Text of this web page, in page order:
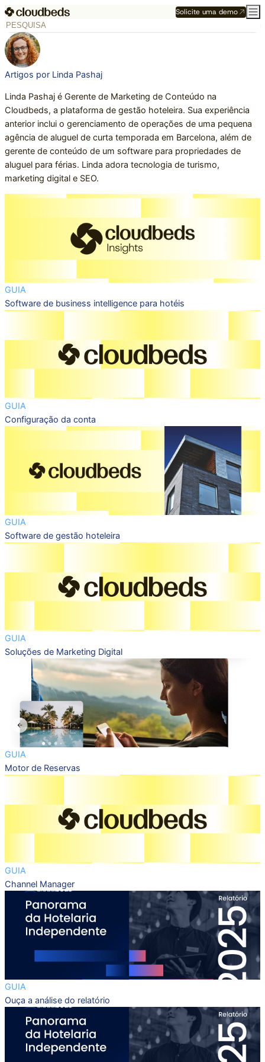
Solicite uma demo
Artigos por Linda Pashaj
Linda Pashaj é Gerente de Marketing de Conteúdo na
Cloudbeds, a plataforma de gestão hoteleira. Sua experiência
anterior inclui o gerenciamento de operações de uma pequena
agência de aluguel de curta temporada em Barcelona, além de
gerente de conteúdo de um software para propriedades de
aluguel para férias. Linda adora tecnologia de turismo,
marketing digital e SEO.
GUIA
Software de business intelligence para hotéis
GUIA
Configuração da conta
GUIA
Software de gestão hoteleira
GUIA
Soluções de Marketing Digital
GUIA
Motor de Reservas
GUIA
Channel Manager
GUIA
Ouça a análise do relatório